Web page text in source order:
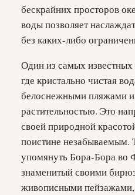
бескрайних просторов
воды позволяет
без каких-либо
Один из самых
где кристально чистая
белоснежными пляжами
растительностью. Это
своей природной
поистине незабываемым.
упомянуть Бора-Бора во
знаменитый своими
живописными пейзажами,